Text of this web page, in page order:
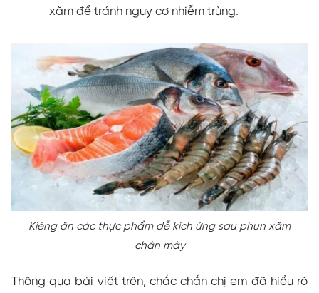
xăm để tránh nguy cơ nhiễm trùng.
Kiêng ăn các thực phẩm dễ kích ứng sau phun xăm
chân mày
Thông qua bài viết trên, chắc chắn chị em đã hiểu rõ